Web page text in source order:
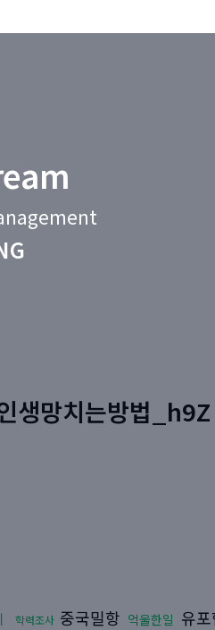
생망치는방법_h9Z
학력조사 중국밀항 억울한일 유